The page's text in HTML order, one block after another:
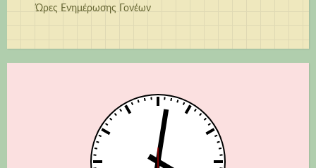
Ώρες Ενημέρωσης Γονέων